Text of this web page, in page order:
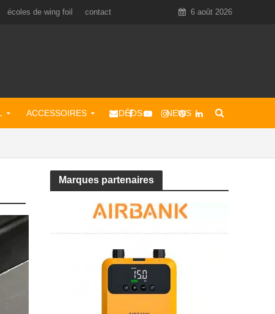
écoles de wing foil contact 6 août 2026
ACCESSOIRES VIDÉOS NEWS
Marques partenaires